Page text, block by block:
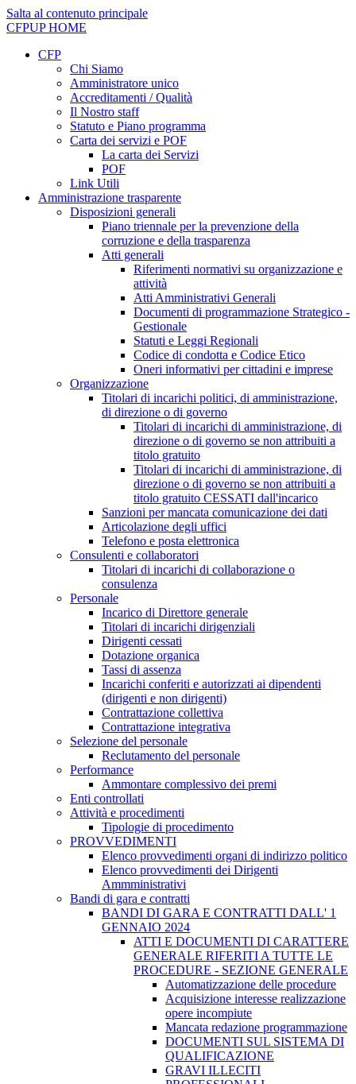
Salta al contenuto principale
CFPUPHOME
CFP
Chi Siamo
Amministratore unico
Accreditamenti / Qualità
Il Nostro staff
Statuto e Piano programma
Carta dei servizi e POF
La carta dei Servizi
POF
Link Utili
Amministrazione trasparente
Disposizioni generali
Piano triennale per la prevenzione della
corruzione e della trasparenza
Atti generali
Riferimenti normativi su organizzazione e
attività
Atti Amministrativi Generali
Documenti di programmazione Strategico -
Gestionale
Statuti e Leggi Regionali
Codice di condotta e Codice Etico
Oneri informativi per cittadini e imprese
Organizzazione
Titolari di incarichi politici, di amministrazione,
di direzione o di governo
Titolari di incarichi di amministrazione, di
direzione o di governo se non attribuiti a
titolo gratuito
Titolari di incarichi di amministrazione, di
direzione o di governo se non attribuiti a
titolo gratuito CESSATI dall'incarico
Sanzioni per mancata comunicazione dei dati
Articolazione degli uffici
Telefono e posta elettronica
Consulenti e collaboratori
Titolari di incarichi di collaborazione o
consulenza
Personale
Incarico di Direttore generale
Titolari di incarichi dirigenziali
Dirigenti cessati
Dotazione organica
Tassi di assenza
Incarichi conferiti e autorizzati ai dipendenti
(dirigenti e non dirigenti)
Contrattazione collettiva
Contrattazione integrativa
Selezione del personale
Reclutamento del personale
Performance
Ammontare complessivo dei premi
Enti controllati
Attività e procedimenti
Tipologie di procedimento
PROVVEDIMENTI
Elenco provvedimenti organi di indirizzo politico
Elenco provvedimenti dei Dirigenti
Ammministrativi
Bandi di gara e contratti
BANDI DI GARA E CONTRATTI DALL' 1
GENNAIO 2024
ATTI E DOCUMENTI DI CARATTERE
GENERALE RIFERITI A TUTTE LE
PROCEDURE - SEZIONE GENERALE
Automatizzazione delle procedure
Acquisizione interesse realizzazione
opere incompiute
Mancata redazione programmazione
DOCUMENTI SUL SISTEMA DI
QUALIFICAZIONE
GRAVI ILLECITI